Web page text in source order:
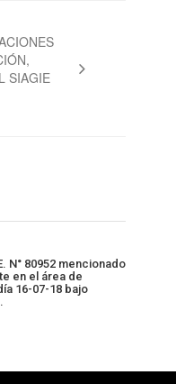
SIAGIE
N° 80952 mencionado
en el área de
16-07-18 bajo